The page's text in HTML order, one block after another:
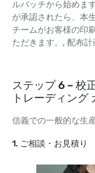
ルバッチから始めま
が承認されたら、本
チームがお客様の印
ただきます。, 配布
ステップ 6 – 校
トレーディング
信義での一般的な生
1. ご相談・お見積り